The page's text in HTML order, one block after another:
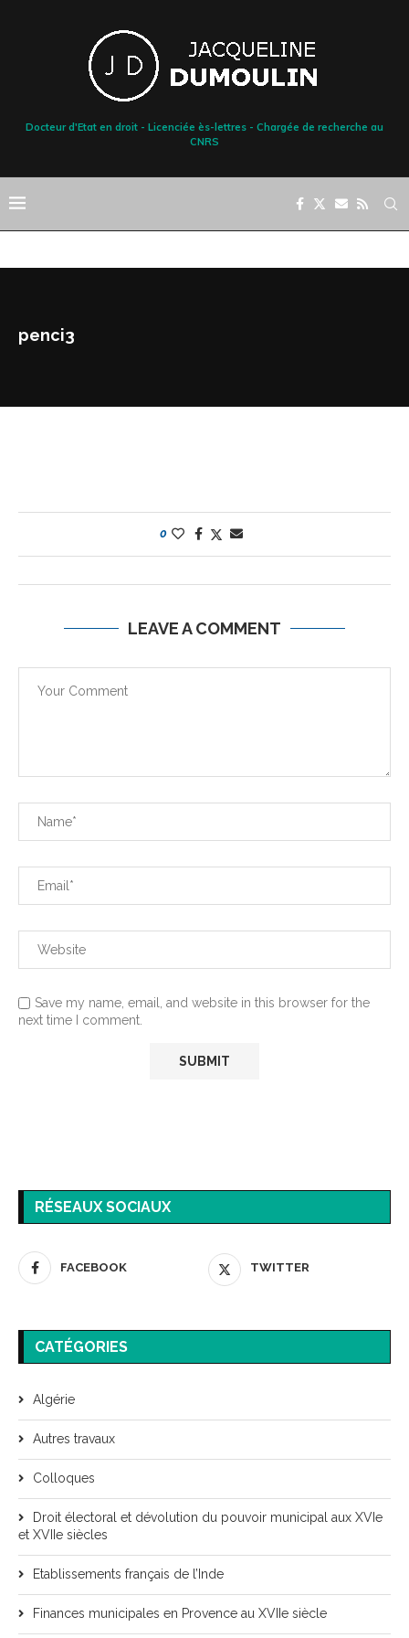
Docteur d'Etat en droit - Licenciée ès-lettres - Chargée de recherche au
CNRS
penci3
0
LEAVE A COMMENT
Save my name, email, and website in this browser for the
next time I comment.
RÉSEAUX SOCIAUX
FACEBOOK TWITTER
CATÉGORIES
Algérie
Autres travaux
Colloques
Droit électoral et dévolution du pouvoir municipal aux XVIe
et XVIIe siècles
Etablissements français de l’Inde
Finances municipales en Provence au XVIIe siècle